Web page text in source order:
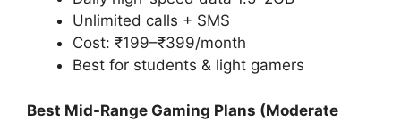
Unlimited calls + SMS
Cost: ₹199–₹399/month
Best for students & light gamers
Best Mid-Range Gaming Plans (Moderate